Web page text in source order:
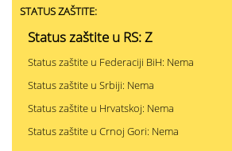
STATUS ZAŠTITE:
Status zaštite u RS: Z
Status zaštite u Federaciji BiH: Nema
Status zaštite u Srbiji: Nema
Status zaštite u Hrvatskoj: Nema
Status zaštite u Crnoj Gori: Nema